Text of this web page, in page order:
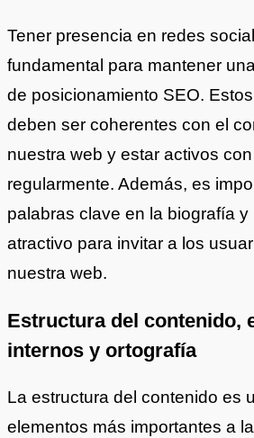
Tener presencia en redes
fundamental para mantener
de posicionamiento SEO.
deben ser coherentes con el
nuestra web y estar activos
regularmente. Además, es
palabras clave en la biografía y
atractivo para invitar a los
nuestra web.
Estructura del contenido,
internos y ortografía
La estructura del contenido es
elementos más importantes a